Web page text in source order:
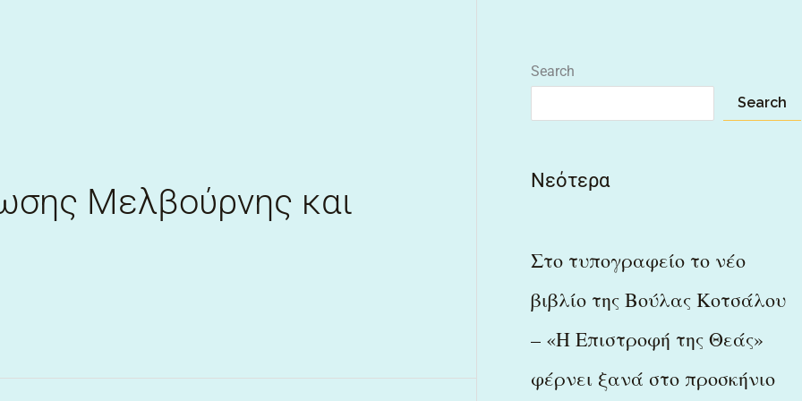
Μελβούρνης και
Search
Search
Νεότερα
Στο τυπογραφείο το νέο
βιβλίο της Βούλας Κοτσάλου
– «Η Επιστροφή της Θεάς»
φέρνει ξανά στο προσκήνιο